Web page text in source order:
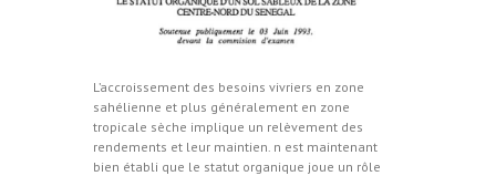
L’accroissement des besoins vivriers en zone
sahélienne et plus généralement en zone
tropicale sèche implique un relèvement des
rendements et leur maintien. n est maintenant
bien établi que le statut organique joue un rôle